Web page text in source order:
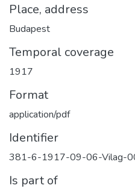
Place, address
Budapest
Temporal coverage
1917
Format
application/pdf
Identifier
381-6-1917-09-06-Vilag-
Is part of